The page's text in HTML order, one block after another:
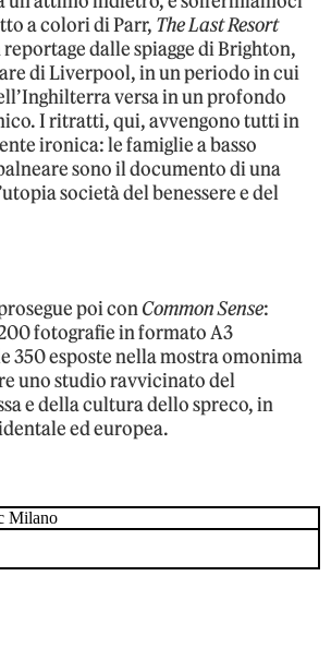
a colori di Parr, The Last Resort
reportagedalle spiagge di Brighton,
di Liverpool, in un periodo in cui
versa in un profondo
I ritratti, qui, avvengono tutti in
ironica:le famiglie abasso
sono il documentodi una
societàdelbenessere e del
poi conCommon Sense:
fotografie in formato A3
350 espostenella mostra omonima
uno studio ravvicinatodel
e della culturadello spreco,in
ed europea.